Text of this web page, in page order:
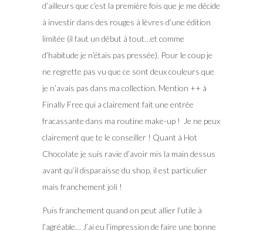
d’ailleurs que c’est la première fois que je me décide
à investir dans des rouges à lèvres d’une édition
limitée (il faut un début à tout…et comme
d’habitude je n’étais pas pressée). Pour le coup je
ne regrette pas vu que ce sont deux couleurs que
je n’avais pas dans ma collection. Mention ++ à
Finally Free qui a clairement fait une entrée
fracassante dans ma routine make-up ! Je ne peux
clairement que te le conseiller ! Quant à Hot
Chocolate je suis ravie d’avoir mis la main dessus
avant qu’il disparaisse du shop, il est particulier
mais franchement joli !
Puis franchement quand on peut allier l’utile à
l’agréable… J’ai eu l’impression de faire une bonne